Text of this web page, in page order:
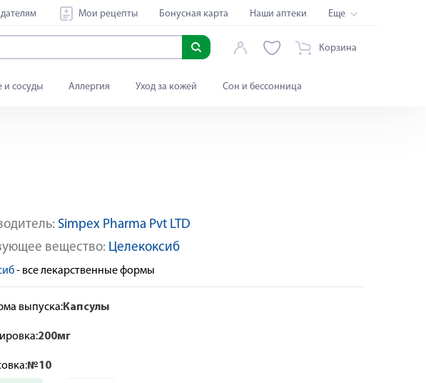
Мои рецепты Бонусная карта Наши аптеки Еще
Корзина
и сосуды Аллергия Уход за кожей Сон и бессонница
Simpex Pharma Pvt LTD
вещество: Целекоксиб
- все лекарственные формы
выпуска:Капсулы
200мг
№10